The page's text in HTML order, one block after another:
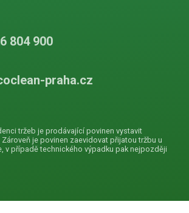
804 900
praha.cz
tržeb je prodávající povinen vystavit
je povinen zaevidovat přijatou tržbu u
v případě technického výpadku pak nejpozději